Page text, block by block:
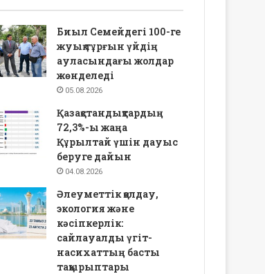
Биыл Семейдегі 100-ге
жуық тұрғын үйдің
ауласындағы жолдар
жөнделеді
05.08.2026
Қазақстандықтардың
72,3%-ы жаңа
Құрылтай үшін дауыс
беруге дайын
04.08.2026
Әлеуметтік қолдау,
экология және
кәсіпкерлік:
сайлауалды үгіт-
насихаттың басты
тақырыптары